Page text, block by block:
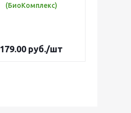
(БиоКомплекс)
179.00 руб./шт